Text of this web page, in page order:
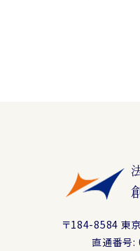
〒184-8584 東
直通番号